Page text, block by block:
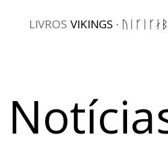
LIVROS VIKINGS ·